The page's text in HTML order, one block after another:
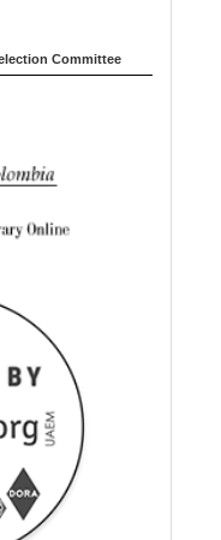
Committee